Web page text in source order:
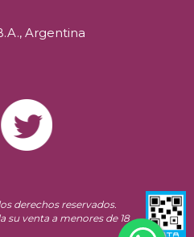
Argentina
derechos reservados.
su venta a menores de 18